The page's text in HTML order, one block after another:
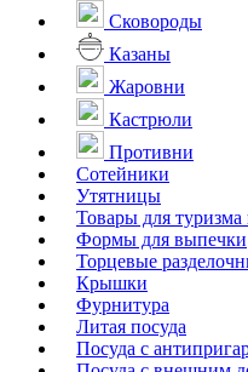
Сковороды
Казаны
Жаровни
Кастрюли
Противни
Сотейники
Утятницы
Товары для туризма
Формы для выпечки
Торцевые
Крышки
Фурнитура
Литая посуда
Посуда с